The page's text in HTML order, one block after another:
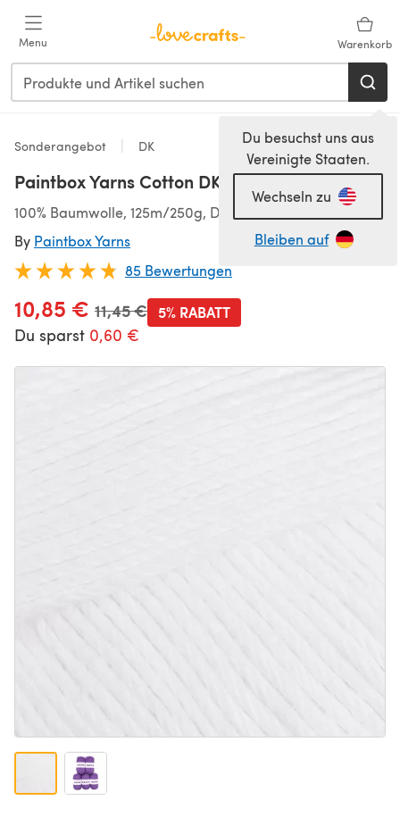
Menu Warenkorb
Du besuchst uns aus
Vereinigte Staaten.
Wechseln zu
Bleiben auf
Sonderangebot DK
Paintbox Yarns Cotton DK 5er Sparset
100% Baumwolle, 125m/250g, DK (3,75-4,50 mm)
By Paintbox Yarns
85 Bewertungen
10,85 € Alter Preis
11,45 €
Du sparst 0,60 €
5% RABATT